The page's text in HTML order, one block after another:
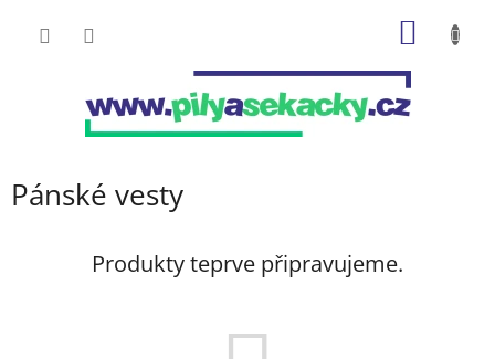
Pánské vesty
Produkty teprve připravujeme.